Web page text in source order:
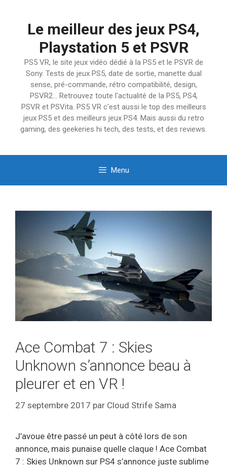
Le meilleur des jeux PS4,
Playstation 5 et PSVR
PS5 VR, le site jeux vidéo dédié à la PS5 et le PSVR de
Sony. Tests de jeux PS5, date de sortie, manette dual
sense, pré-commande, rétro compatibilité, design,
PSVR2… Retrouvez toute l'actualité de la PS5, PS4,
PSVR et PSVita. PS5 VR c'est aussi le top des meilleurs
jeux PS5 et des meilleurs jeux PS4. Mais aussi du retro
gaming, des geekeries hi tech, des tests, et des reviews.
Menu
Ace Combat 7 : Skies
Unknown s’annonce beau à
pleurer et en VR !
27 septembre 2017 par Cloud Strife Sama
J’avoue être passé un peut à côté lors de son
annonce, mais punaise quelle claque ! Ace Combat
7 : Skies Unknown sur PS4 s’annonce juste sublime